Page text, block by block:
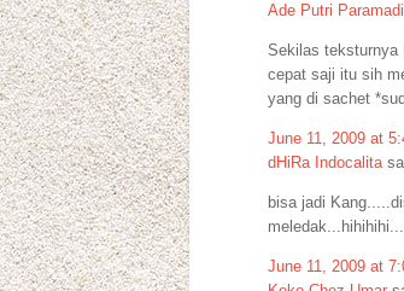
Ade Putri
Sekilas teksturnya
cepat saji itu sih
yang di sachet
June 11, 2009 at
dHiRa Indocalita
bisa jadi
meledak...hihihihi...
June 11, 2009 at